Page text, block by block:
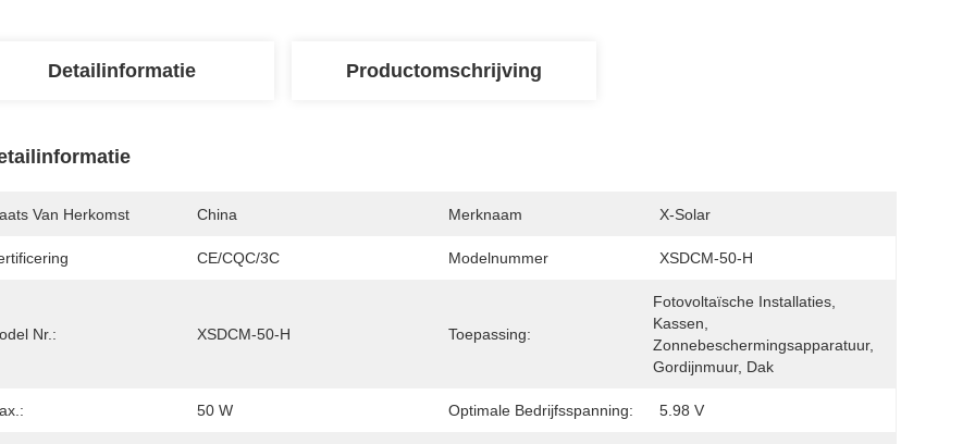
Detailinformatie Productomschrijving
Van Herkomst China Merknaam X-Solar
CE/CQC/3C Modelnummer XSDCM-50-H
Nr.: XSDCM-50-H Toepassing:
Fotovoltaïsche Installaties,
Kassen,
Zonnebeschermingsapparatuur,
Gordijnmuur, Dak
50 W Optimale Bedrijfsspanning: 5.98 V